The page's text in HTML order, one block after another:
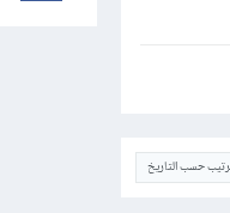
حسب التاريخ